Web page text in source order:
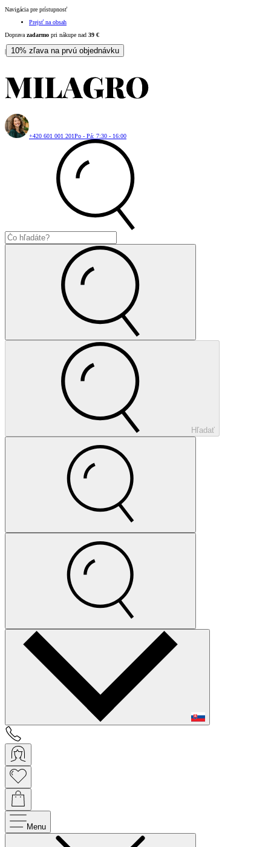
Navigácia pre prístupnosť
Prejsť na obsah
Doprava zadarmo pri nákupe nad 39 €
| 10% zľava na prvú objednávku
+420 601 001 201Po - Pá: 7:30 - 16:00
Hľadať
Menu